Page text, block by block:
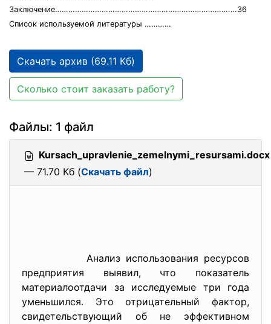
Заключение…………………………………………………………………….…36
Список используемой литературы …………
Скачать архив (69.11 Кб)
Сколько стоит заказать работу?
Файлы: 1 файл
Kursach_upravlenie_zemelnymi_resursami.docx
— 71.70 Кб (Скачать файл)
Анализ использования ресурсов
предприятия выявил, что показатель
материалоотдачи за исследуемые три года
уменьшился. Это отрицательный фактор,
свидетельствующий об не эффективном